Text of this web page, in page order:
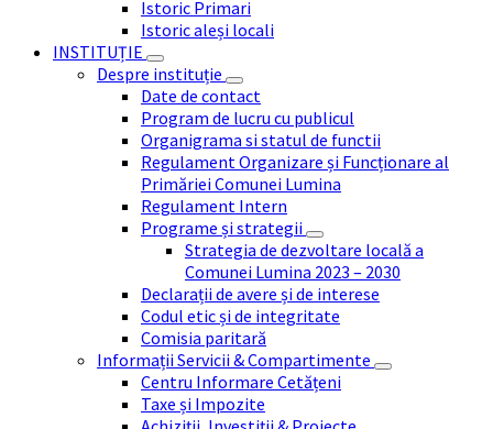
Istoric Primari
Istoric aleși locali
INSTITUȚIE
Despre instituție
Date de contact
Program de lucru cu publicul
Organigrama si statul de functii
Regulament Organizare și Funcționare al
Primăriei Comunei Lumina
Regulament Intern
Programe și strategii
Strategia de dezvoltare locală a
Comunei Lumina 2023 – 2030
Declarații de avere și de interese
Codul etic și de integritate
Comisia paritară
Informații Servicii & Compartimente
Centru Informare Cetățeni
Taxe și Impozite